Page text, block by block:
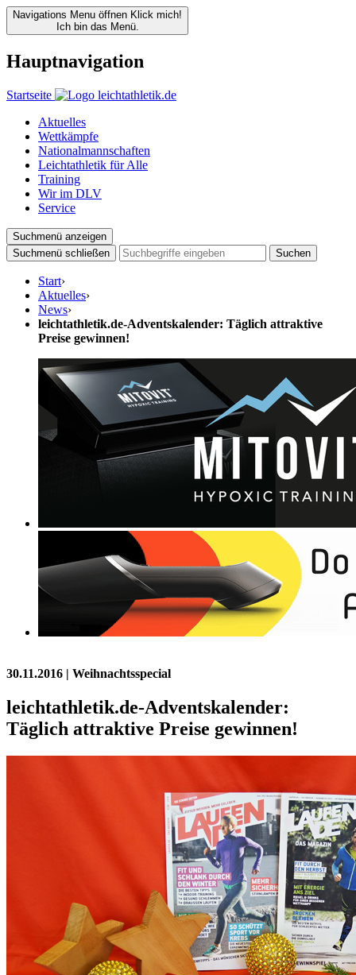
Navigations Menu öffnen Klick mich!
Ich bin das Menü.
Hauptnavigation
Startseite
Aktuelles
Wettkämpfe
Nationalmannschaften
Leichtathletik für Alle
Training
Wir im DLV
Service
Suchmenü anzeigen
Suchmenü schließen
Suchen
Start›
Aktuelles›
News›
leichtathletik.de-Adventskalender: Täglich attraktive
Preise gewinnen!
30.11.2016 | Weihnachtsspecial
leichtathletik.de-Adventskalender:
Täglich attraktive Preise gewinnen!